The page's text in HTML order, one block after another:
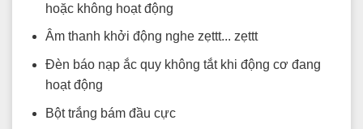
hoặc không hoạt động
Âm thanh khởi động nghe zẹttt... zẹttt
Đèn báo nạp ắc quy không tắt khi động cơ đang
hoạt động
Bột trắng bám đầu cực